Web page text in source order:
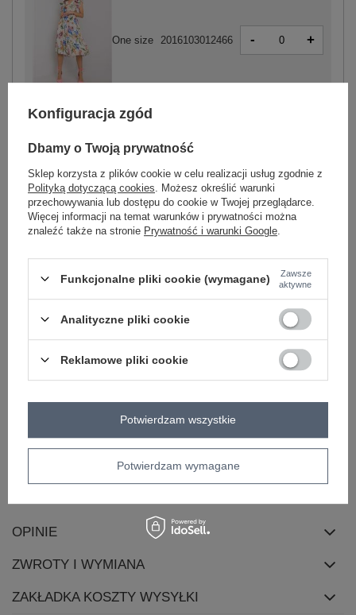
One size 2016103012466 - +
ZALOGUJ SIĘ I ZOBACZ CENĘ
Masz pytanie? Chętnie pomożemy.
Zadzwoń
+48 601 547 740 Zadaj pytanie
dominujący
serek / dekolt V
codzienne do pracy
skład materiału
50% poliester 45% wiskoza 5% elastan
OPINIE
ZWROTY I WYMIANA
ZAKŁADKA KOSZTY WYSYŁKI
Konfiguracja zgód
Dbamy o Twoją prywatność
Sklep korzysta z plików cookie w celu realizacji usług zgodnie z
Polityką dotyczącą cookies . Możesz określić warunki
przechowywania lub dostępu do cookie w Twojej przeglądarce.
Więcej informacji na temat warunków i prywatności można
znaleźć także na stronie Prywatność i warunki Google
Funkcjonalne pliki cookie (wymagane)
Zawsze
aktywne
Analityczne pliki cookie
Reklamowe pliki cookie
Potwierdzam wymagane
Potwierdzam wszystkie